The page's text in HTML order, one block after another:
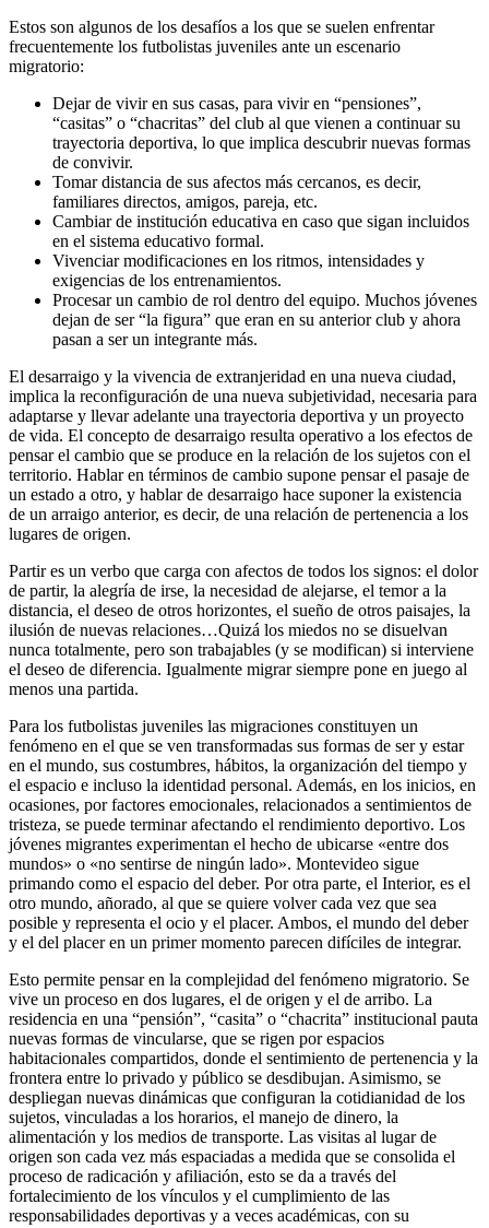
Estos son algunos de los desafíos a los que se suelen enfrentar
frecuentemente los futbolistas juveniles ante un escenario
migratorio:
Dejar de vivir en sus casas, para vivir en “pensiones”,
“casitas” o “chacritas” del club al que vienen a continuar su
trayectoria deportiva, lo que implica descubrir nuevas formas
de convivir.
Tomar distancia de sus afectos más cercanos, es decir,
familiares directos, amigos, pareja, etc.
Cambiar de institución educativa en caso que sigan incluidos
en el sistema educativo formal.
Vivenciar modificaciones en los ritmos, intensidades y
exigencias de los entrenamientos.
Procesar un cambio de rol dentro del equipo. Muchos jóvenes
dejan de ser “la figura” que eran en su anterior club y ahora
pasan a ser un integrante más.
El desarraigo y la vivencia de extranjeridad en una nueva ciudad,
implica la reconfiguración de una nueva subjetividad, necesaria para
adaptarse y llevar adelante una trayectoria deportiva y un proyecto
de vida. El concepto de desarraigo resulta operativo a los efectos de
pensar el cambio que se produce en la relación de los sujetos con el
territorio. Hablar en términos de cambio supone pensar el pasaje de
un estado a otro, y hablar de desarraigo hace suponer la existencia
de un arraigo anterior, es decir, de una relación de pertenencia a los
lugares de origen.
Partir es un verbo que carga con afectos de todos los signos: el dolor
de partir, la alegría de irse, la necesidad de alejarse, el temor a la
distancia, el deseo de otros horizontes, el sueño de otros paisajes, la
ilusión de nuevas relaciones…Quizá los miedos no se disuelvan
nunca totalmente, pero son trabajables (y se modifican) si interviene
el deseo de diferencia. Igualmente migrar siempre pone en juego al
menos una partida.
Para los futbolistas juveniles las migraciones constituyen un
fenómeno en el que se ven transformadas sus formas de ser y estar
en el mundo, sus costumbres, hábitos, la organización del tiempo y
el espacio e incluso la identidad personal. Además, en los inicios, en
ocasiones, por factores emocionales, relacionados a sentimientos de
tristeza, se puede terminar afectando el rendimiento deportivo. Los
jóvenes migrantes experimentan el hecho de ubicarse «entre dos
mundos» o «no sentirse de ningún lado». Montevideo sigue
primando como el espacio del deber. Por otra parte, el Interior, es el
otro mundo, añorado, al que se quiere volver cada vez que sea
posible y representa el ocio y el placer. Ambos, el mundo del deber
y el del placer en un primer momento parecen difíciles de integrar.
Esto permite pensar en la complejidad del fenómeno migratorio. Se
vive un proceso en dos lugares, el de origen y el de arribo. La
residencia en una “pensión”, “casita” o “chacrita” institucional pauta
nuevas formas de vincularse, que se rigen por espacios
habitacionales compartidos, donde el sentimiento de pertenencia y la
frontera entre lo privado y público se desdibujan. Asimismo, se
despliegan nuevas dinámicas que configuran la cotidianidad de los
sujetos, vinculadas a los horarios, el manejo de dinero, la
alimentación y los medios de transporte. Las visitas al lugar de
origen son cada vez más espaciadas a medida que se consolida el
proceso de radicación y afiliación, esto se da a través del
fortalecimiento de los vínculos y el cumplimiento de las
responsabilidades deportivas y a veces académicas, con su